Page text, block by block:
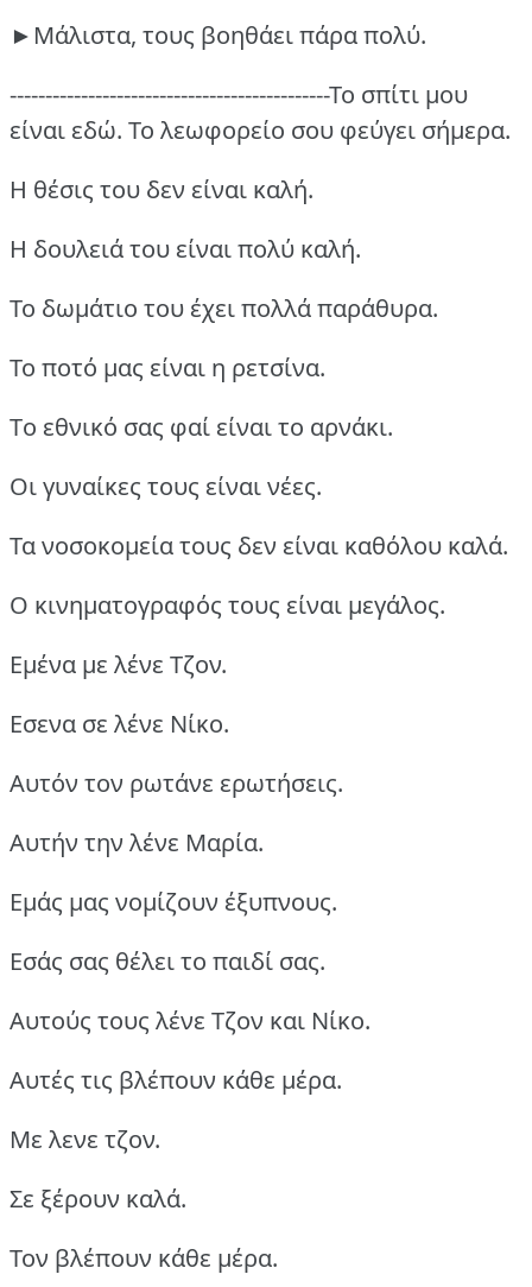
►Μάλιστα, τους βοηθάει πάρα πολύ.
---------------------------------------------Το σπίτι μου
είναι εδώ. Το λεωφορείο σου φεύγει σήμερα.
Η θέσις του δεν είναι καλή.
Η δουλειά του είναι πολύ καλή.
Το δωμάτιο του έχει πολλά παράθυρα.
Το ποτό μας είναι η ρετσίνα.
Tο εθνικό σας φαί είναι το αρνάκι.
Οι γυναίκες τους είναι νέες.
Τα νοσοκομεία τους δεν είναι καθόλου καλά.
Ο κινηματογραφός τους είναι μεγάλος.
Εμένα με λένε Τζον.
Εσενα σε λένε Νίκο.
Αυτόν τον ρωτάνε ερωτήσεις.
Αυτήν την λένε Μαρία.
Εμάς μας νομίζουν έξυπνους.
Εσάς σας θέλει το παιδί σας.
Αυτούς τους λένε Τζον και Νίκο.
Αυτές τις βλέπουν κάθε μέρα.
Με λενε τζον.
Σε ξέρουν καλά.
Τον βλέπουν κάθε μέρα.